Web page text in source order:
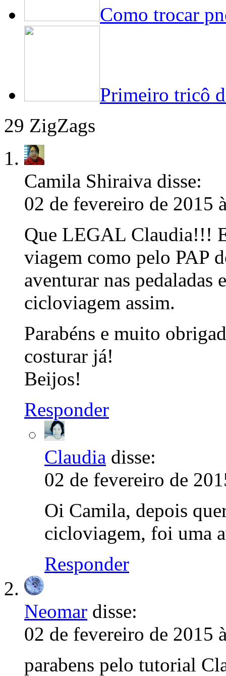
Como trocar
Primeiro tricô
29 ZigZags
Camila Shiraiva disse:
02 de fevereiro de 2015
Que LEGAL Claudia!!!
viagem como pelo PAP
aventurar nas pedaladas
cicloviagem assim.
Parabéns e muito
costurar já!
Beijos!
Responder
Claudia disse:
02 de fevereiro de
Oi Camila, depois
cicloviagem, foi uma
Responder
Neomar disse:
02 de fevereiro de 2015
parabens pelo tutorial